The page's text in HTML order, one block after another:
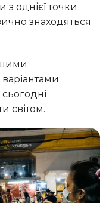
з однієї точки
знаходяться
світом.